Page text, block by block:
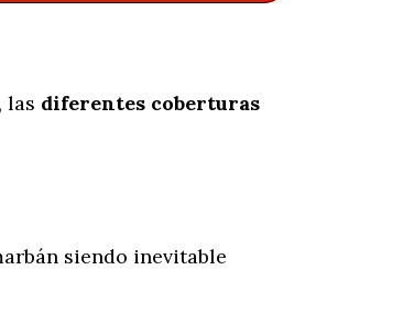
las diferentes coberturas
siendo inevitable